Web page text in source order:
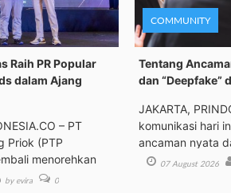
Raih PR Popular
dalam Ajang
– PT
Priok (PTP
menorehkan
by evira 0
COMMUNITY
Tentang
dan “Deepfake”
JAKARTA,
komunikasi hari
ancaman nyata
07 August 2026